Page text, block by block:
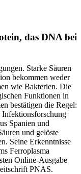
das DNA bei
Starke Säuren
bekommen weder
wie Bakterien. Die
Funktionen in
bestätigen die Regel:
Spanien und
und gelöste
Seine Erkenntnisse
Ferroplasma
Online-Ausgabe
PNAS.